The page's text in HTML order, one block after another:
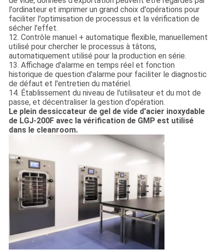
l'ordinateur et imprimer un grand choix d'opérations pour
faciliter l'optimisation de processus et la vérification de
sécher l'effet.
12. Contrôle manuel + automatique flexible, manuellement
utilisé pour chercher le processus à tâtons,
automatiquement utilisé pour la production en série.
13. Affichage d'alarme en temps réel et fonction
historique de question d'alarme pour faciliter le diagnostic
de défaut et l'entretien du matériel.
14. Établissement du niveau de l'utilisateur et du mot de
passe, et décentraliser la gestion d'opération.
Le plein dessiccateur de gel de vide d'acier inoxydable
de LGJ-200F avec la vérification de GMP est utilisé
dans le cleanroom.